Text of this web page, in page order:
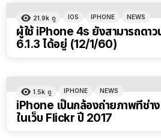
21.9k ดู IOS IPHONE NEWS
ผู้ใช้ iPhone 4s ยังสามารถดาว
6.1.3 ได้อยู่ (12/1/60)
1.5k ดู IPHONE NEWS
iPhone เป็นกล้องถ่ายภาพที่ช่า
ในเว็บ Flickr ปี 2017